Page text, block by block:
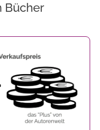
Bücher